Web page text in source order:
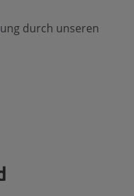
durch unseren